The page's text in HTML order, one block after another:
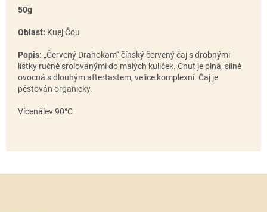
50g
Oblast: Kuej Čou
Popis: „Červený Drahokam“ čínský červený čaj s drobnými
lístky ručně srolovanými do malých kuliček. Chuť je plná, silně
ovocná s dlouhým aftertastem, velice komplexní. Čaj je
pěstován organicky.
Vícenálev 90°C